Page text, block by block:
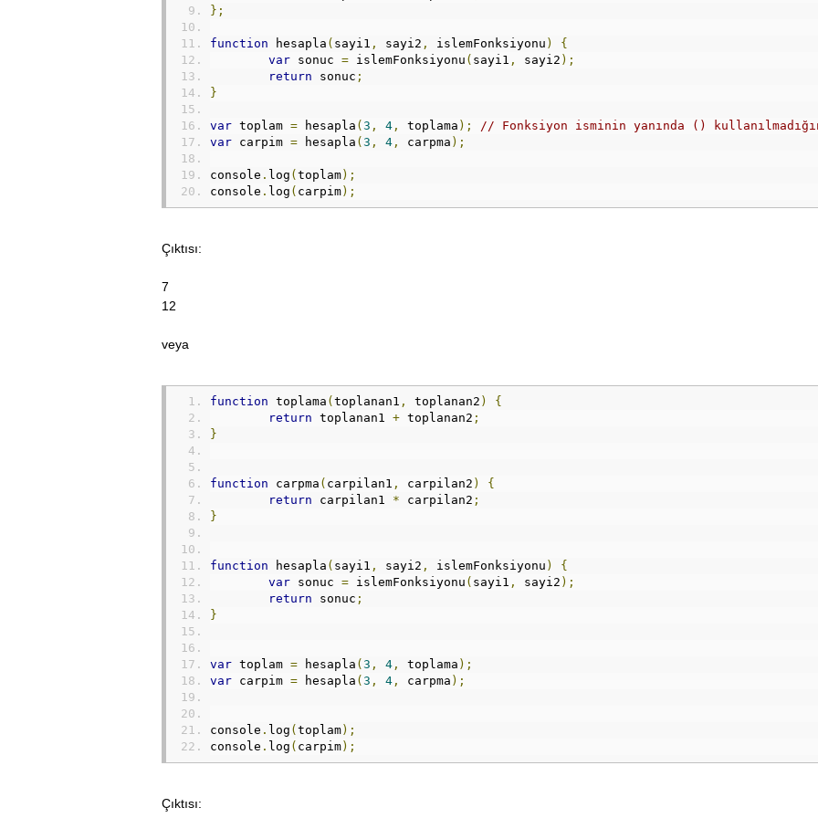
};
function hesapla ( sayi1 , sayi2 , islemFonksiyonu )
{
var sonuc = islemFonksiyonu ( sayi1 , sayi2 );
return sonuc ;
}
var toplam = hesapla ( 3 , 4 , toplama );
// Fonksiyon isminin yanında ()
var carpim = hesapla ( 3 , 4 , carpma );
console . log ( toplam);
console . log ( carpim);
Çıktısı:
7
12
veya
function toplama ( toplanan1 , toplanan2 )
{
return toplanan1 + toplanan2 ;
}
function carpma ( carpilan1 , carpilan2 )
{
return carpilan1 * carpilan2 ;
}
function hesapla ( sayi1 , sayi2 , islemFonksiyonu )
{
var sonuc = islemFonksiyonu ( sayi1 , sayi2 );
return sonuc ;
}
var toplam = hesapla ( 3 , 4 , toplama );
var carpim = hesapla ( 3 , 4 , carpma );
console . log ( toplam);
console . log ( carpim);
Çıktısı: